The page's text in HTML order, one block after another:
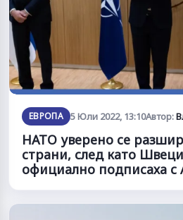
ЕВРОПА 5 Юли 2022, 13:10Автор:
НАТО уверено се
страни, след като
официално подписаха с